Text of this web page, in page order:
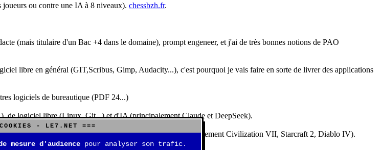
ou contre une IA à 8 niveaux). chessbzh.fr.
(mais titulaire d'un Bac +4 dans le domaine), prompt engeneer, et j'ai de très bonnes notions de PAO
libre en général (GIT,Scribus, Gimp, Audacity...), c'est pourquoi je vais faire en sorte de livrer des applications
logiciels de bureautique (PDF 24...)
de logiciel libre (Linux, Git...) et d'IA (principalement Claude et DeepSeek).
(Echecs, Go, Quarto, Tock...) et aux jeux vidéos (essentiellement Civilization VII, Starcraft 2, Diablo IV).
- LE7.NET ===
mesure d'audience pour analyser son trafic.